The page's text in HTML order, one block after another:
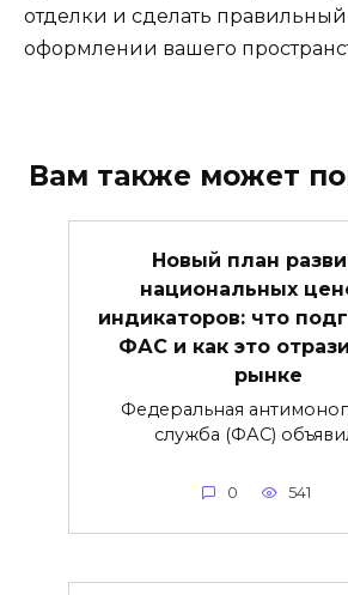
отделки и сделать
оформлении вашего
Вам также может
Новый план
национальных
индикаторов: что
ФАС и как это
рынке
Федеральная
служба (ФАС)
0 541